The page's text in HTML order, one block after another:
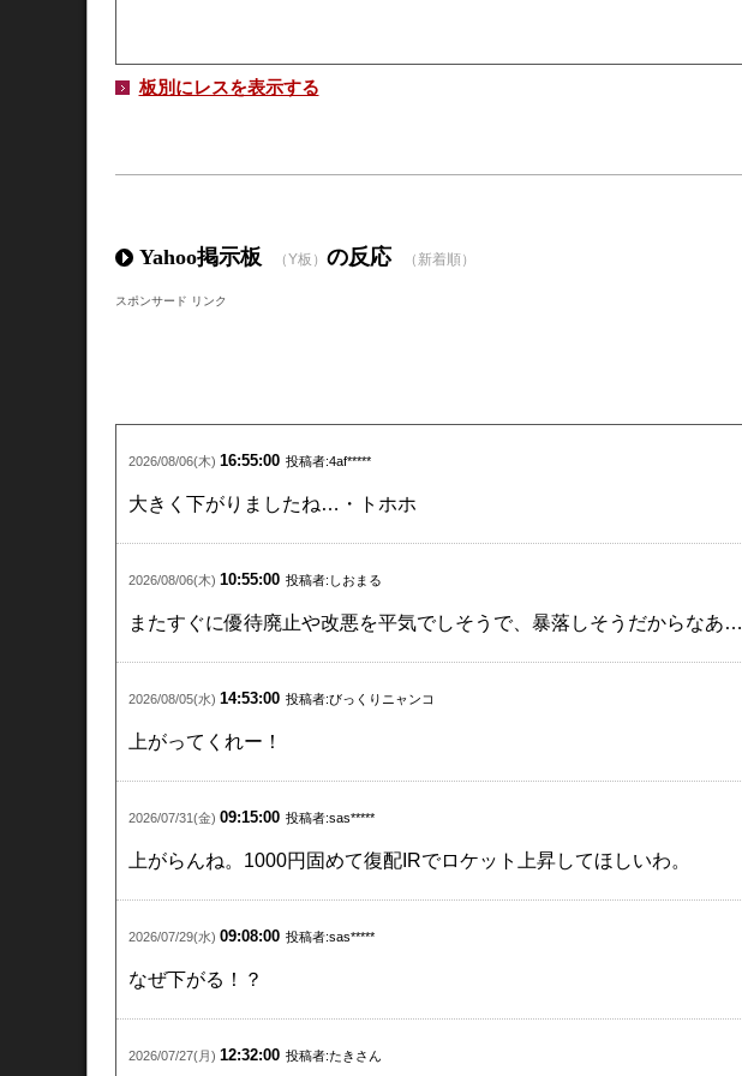
板別にレスを表示する
Yahoo掲示板 （Y板） の反応 （新着順）
スポンサード リンク
2026/08/06(木) 16:55:00 投稿者:4af*****
大きく下がりましたね…・トホホ
2026/08/06(木) 10:55:00 投稿者:しおまる
またすぐに優待廃止や改悪を平気でしそうで、暴落しそうだからなあ…
2026/08/05(水) 14:53:00 投稿者:びっくりニャンコ
上がってくれー！
2026/07/31(金) 09:15:00 投稿者:sas*****
上がらんね。1000円固めて復配IRでロケット上昇してほしいわ。
2026/07/29(水) 09:08:00 投稿者:sas*****
なぜ下がる！？
2026/07/27(月) 12:32:00 投稿者:たきさん